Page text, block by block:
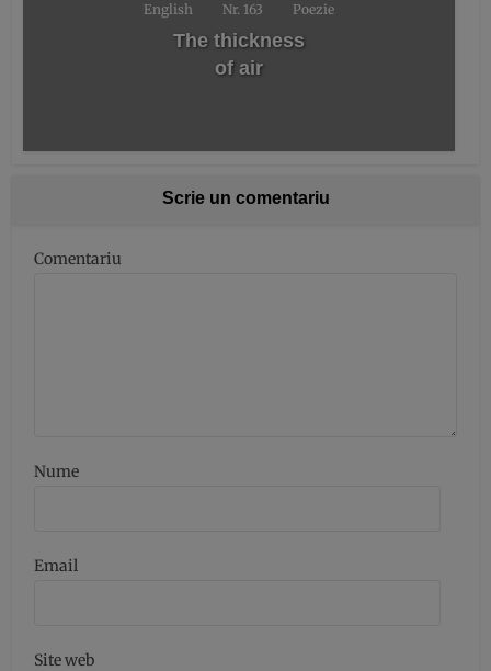
English Nr. 163 Poezie
The thickness
of air
Scrie un comentariu
Comentariu
Nume
Email
Site web